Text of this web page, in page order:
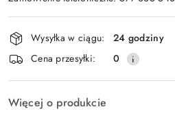
Wyślij
Dostępność
i
dostawa
Wysyłka w ciągu:
24 godziny
Cena przesyłki:
0
Więcej o produkcie